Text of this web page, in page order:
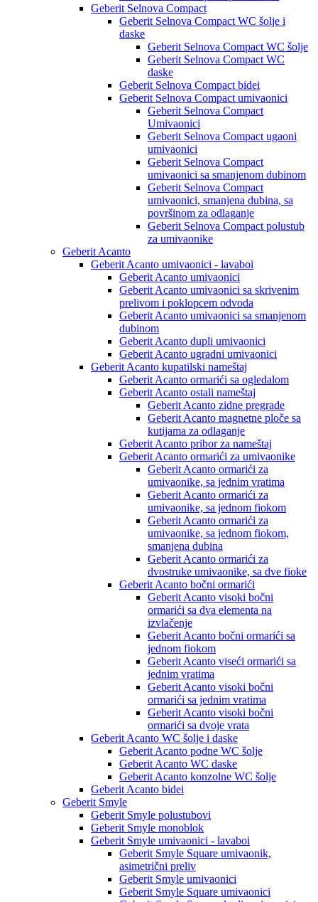
Geberit Selnova Compact
Geberit Selnova Compact WC šolje i
daske
Geberit Selnova Compact WC šolje
Geberit Selnova Compact WC
daske
Geberit Selnova Compact bidei
Geberit Selnova Compact umivaonici
Geberit Selnova Compact
Umivaonici
Geberit Selnova Compact ugaoni
umivaonici
Geberit Selnova Compact
umivaonici sa smanjenom dubinom
Geberit Selnova Compact
umivaonici, smanjena dubina, sa
površinom za odlaganje
Geberit Selnova Compact polustub
za umivaonike
Geberit Acanto
Geberit Acanto umivaonici - lavaboi
Geberit Acanto umivaonici
Geberit Acanto umivaonici sa skrivenim
prelivom i poklopcem odvoda
Geberit Acanto umivaonici sa smanjenom
dubinom
Geberit Acanto dupli umivaonici
Geberit Acanto ugradni umivaonici
Geberit Acanto kupatilski nameštaj
Geberit Acanto ormarići sa ogledalom
Geberit Acanto ostali nameštaj
Geberit Acanto zidne pregrade
Geberit Acanto magnetne ploče sa
kutijama za odlaganje
Geberit Acanto pribor za nameštaj
Geberit Acanto ormarići za umivaonike
Geberit Acanto ormarići za
umivaonike, sa jednim vratima
Geberit Acanto ormarići za
umivaonike, sa jednom fiokom
Geberit Acanto ormarići za
umivaonike, sa jednom fiokom,
smanjena dubina
Geberit Acanto ormarići za
dvostruke umivaonike, sa dve fioke
Geberit Acanto bočni ormarići
Geberit Acanto visoki bočni
ormarići sa dva elementa na
izvlačenje
Geberit Acanto bočni ormarići sa
jednom fiokom
Geberit Acanto viseći ormarići sa
jednim vratima
Geberit Acanto visoki bočni
ormarići sa jednim vratima
Geberit Acanto visoki bočni
ormarići sa dvoje vrata
Geberit Acanto WC šolje i daske
Geberit Acanto podne WC šolje
Geberit Acanto WC daske
Geberit Acanto konzolne WC šolje
Geberit Acanto bidei
Geberit Smyle
Geberit Smyle polustubovi
Geberit Smyle monoblok
Geberit Smyle umivaonici - lavaboi
Geberit Smyle Square umivaonik,
asimetrični preliv
Geberit Smyle umivaonici
Geberit Smyle Square umivaonici